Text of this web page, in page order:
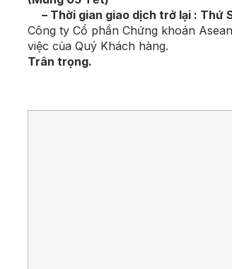
– Thời gian giao dịch trở lại : Thứ
Công ty Cổ phần Chứng khoán
việc của Quý Khách hàng.
Trân trọng.